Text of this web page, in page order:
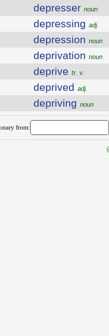
depresser noun
depressing adj.
depression noun
deprivation noun
deprive tr. v.
deprived adj.
depriving noun
from: